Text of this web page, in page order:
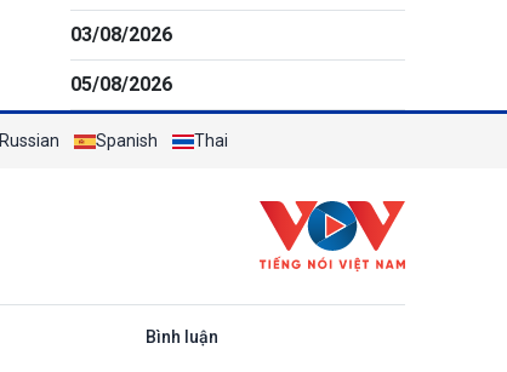
03/08/2026
05/08/2026
Russian Spanish Thai
Bình luận